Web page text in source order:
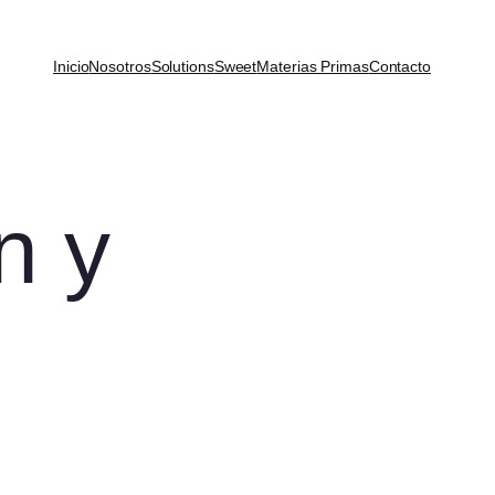
InicioNosotrosSolutionsSweetMaterias PrimasContacto
y